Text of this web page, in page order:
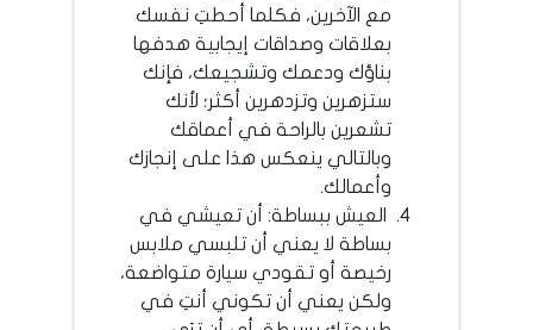
مع الآخرين، فكلما أحطتِ نفسك
بعلاقات وصداقات إيجابية هدفها
بناؤك ودعمك وتشجيعك، فإنك
ستزهرين وتزدهرين أكثر؛ لأنك
تشعرين بالراحة في أعماقك
وبالتالي ينعكس هذا على إنجازك
وأعمالك.
العيش ببساطة: أن تعيشي في
بساطة لا يعني أن تلبسي ملابس
رخيصة أو تقودي سيارة متواضعة،
ولكن يعني أن تكوني أنتِ في